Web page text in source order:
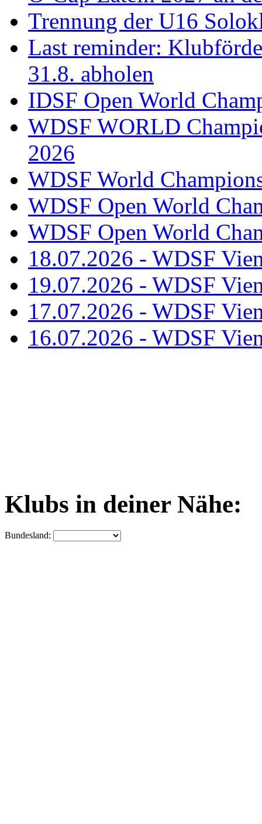
Trennung der U16
Last reminder:
31.8. abholen
IDSF Open World
WDSF WORLD
2026
WDSF World
WDSF Open World
WDSF Open World
18.07.2026 - WDSF
19.07.2026 - WDSF
17.07.2026 - WDSF
16.07.2026 - WDSF
Klubs in deiner Nähe:
Bundesland: